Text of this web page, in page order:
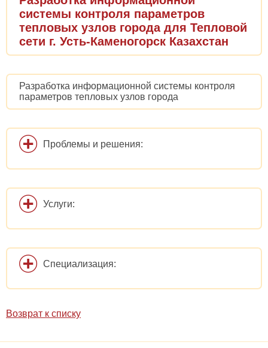
системы контроля параметров
тепловых узлов города для Тепловой
сети г. Усть-Каменогорск Казахстан
Разработка информационной системы контроля
параметров тепловых узлов города
Проблемы и решения:
Услуги:
Специализация:
Возврат к списку